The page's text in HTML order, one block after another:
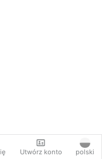
Utwórz konto polski